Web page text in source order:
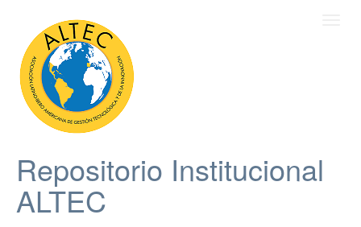
Repositorio Institucional
ALTEC